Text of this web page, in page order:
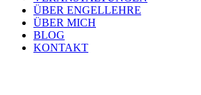
ÜBER ENGELLEHRE
ÜBER MICH
BLOG
KONTAKT